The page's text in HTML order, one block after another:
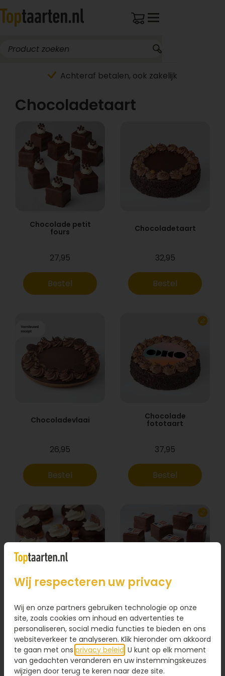
Achteraf betalen, ook zakelijk
Chocoladetaart
Chocolade petit
fours
27,95
Bestel
Chocoladetaart
32,95
Bestel
Chocoladevlaai
26,95
Bestel
Chocolade
fototaart
37,95
Bestel
Chocoladebollen
28,95
Bestel
Chocolade petit
fours met logo
32,95
Bestel
Wij respecteren uw privacy
Wij en onze partners gebruiken technologie op onze
site, zoals cookies om inhoud en advertenties te
personaliseren, social media functies te bieden en ons
websiteverkeer te analyseren. Klik hieronder om akkoord
te gaan met ons privacy beleid . U kunt op elk moment
van gedachten veranderen en uw instemmingskeuzes
wijzigen door terug te keren naar deze site.